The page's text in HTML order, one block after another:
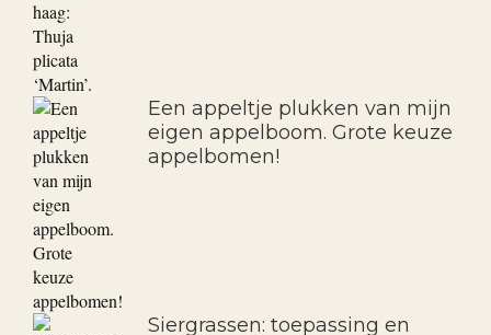
Een appeltje plukken van mijn
eigen appelboom. Grote keuze
appelbomen!
Siergrassen: toepassing en